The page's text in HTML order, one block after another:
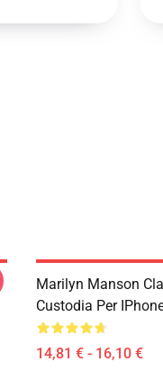
Marilyn Manson
Custodia Per
14,81 € - 16,10 €